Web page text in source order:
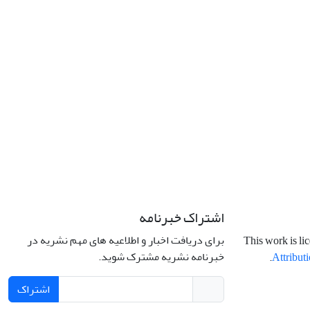
This work is
.
اشتراک خبرنامه
برای دریافت اخبار و اطلاعیه های مهم نشریه در
خبرنامه نشریه مشترک شوید.
اشتراک